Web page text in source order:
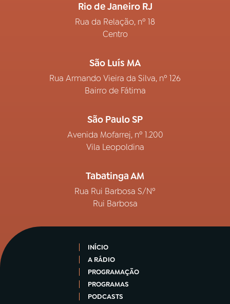
Rio de Janeiro RJ
Rua da Relação, nº 18
Centro
São Luís MA
Rua Armando Vieira da Silva, nº 126
Bairro de Fátima
São Paulo SP
Avenida Mofarrej, nº 1.200
Vila Leopoldina
Tabatinga AM
Rua Rui Barbosa S/Nº
Rui Barbosa
INÍCIO
A RÁDIO
PROGRAMAÇÃO
PROGRAMAS
PODCASTS